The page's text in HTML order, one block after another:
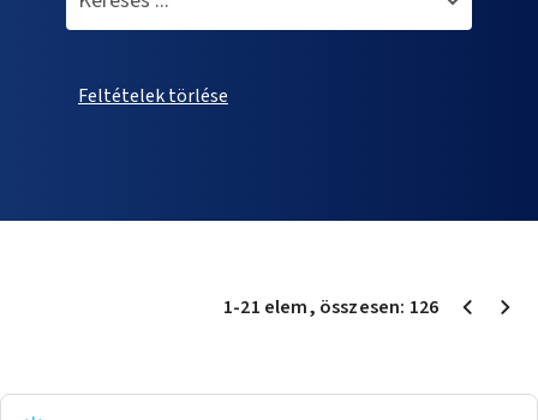
Feltételek törlése
1-21 elem, összesen: 126